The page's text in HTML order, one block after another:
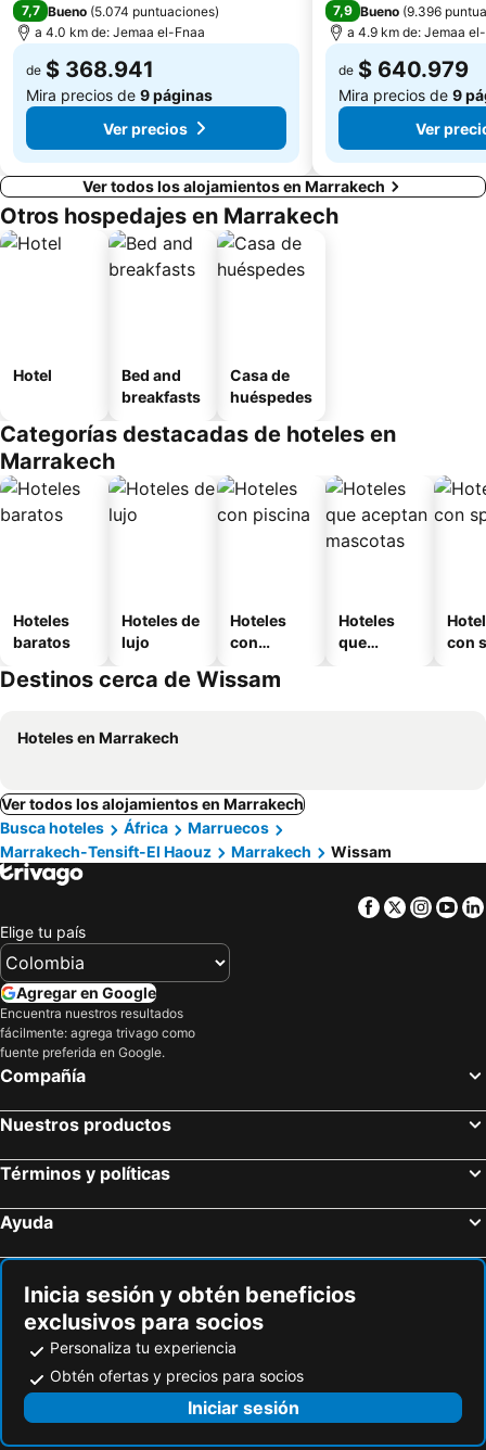
7,7 Bueno (5.074 puntuaciones)
a 4.0 km de: Jemaa el-Fnaa
de $ 368.941
Mira precios de 9 páginas
Ver precios
7,9 Bueno (9.396
a 4.9 km de: Jemaa
de $ 640.979
Mira precios de 9
Ver
Ver todos los alojamientos en Marrakech
Otros hospedajes en Marrakech
Hotel
Bed and
breakfasts
Casa de
huéspedes
Categorías destacadas de hoteles en
Marrakech
Hoteles
baratos
Hoteles de
lujo
Hoteles
con
Hoteles
que
con
Destinos cerca de Wissam
Hoteles en Marrakech
Ver todos los alojamientos en Marrakech
Busca hoteles
África
Marruecos
Marrakech-Tensift-El Haouz
Marrakech Wissam
Facebook
Twitter
Elige tu país
Agregar en Google
Encuentra nuestros resultados
fácilmente: agrega trivago como
fuente preferida en Google.
Compañía
Nuestros productos
Términos y políticas
Ayuda
Inicia sesión y obtén beneficios
exclusivos para socios
Personaliza tu experiencia
Obtén ofertas y precios para socios
Iniciar sesión